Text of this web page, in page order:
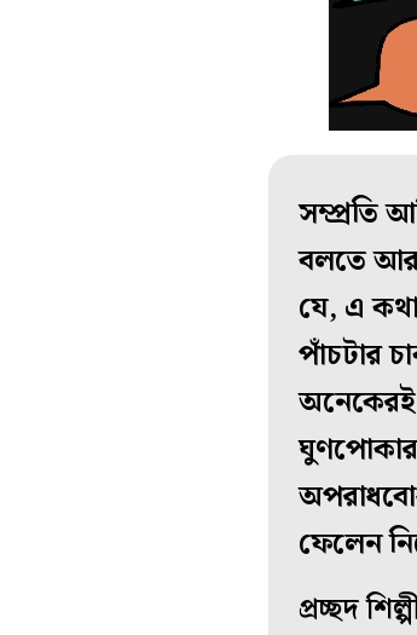
সম্প্রতি
বলতে আর
যে, এ
পাঁচটার
অনেকেরই
ফেলেন
প্রচ্ছদ